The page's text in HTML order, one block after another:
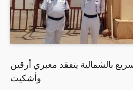
بالشمالية يتفقد معبري أرقين
وأشكيت